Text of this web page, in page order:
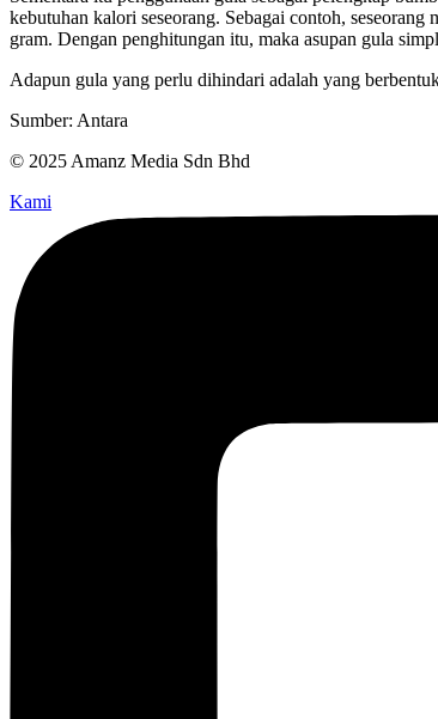
kebutuhan kalori seseorang. Sebagai contoh,
gram. Dengan penghitungan itu, maka asupan gula
Adapun gula yang perlu dihindari adalah yang
Sumber: Antara
© 2025 Amanz Media Sdn Bhd
Kami